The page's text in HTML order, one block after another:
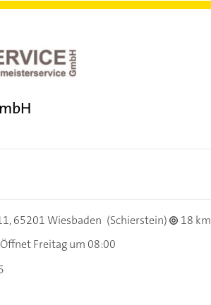
65201 Wiesbaden (Schierstein)
18 km
Öffnet Freitag um 08:00